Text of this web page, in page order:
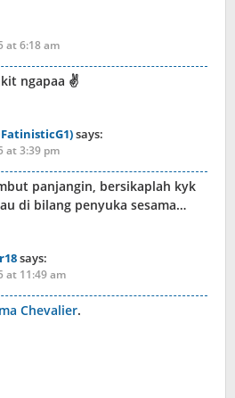
at 6:18 am
ngapaa ✌
says:
at 3:39 pm
panjangin, bersikaplah kyk
di bilang penyuka sesama…
says:
at 11:49 am
Chevalier.